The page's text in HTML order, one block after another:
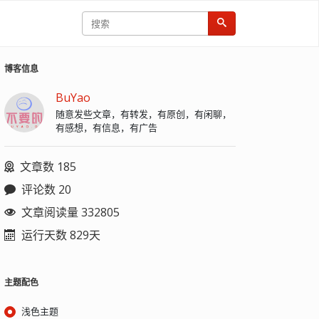
博客信息
BuYao
随意发些文章，有转发，有原创，有闲聊，
有感想，有信息，有广告
文章数 185
评论数 20
文章阅读量 332805
运行天数 829天
主题配色
浅色主题